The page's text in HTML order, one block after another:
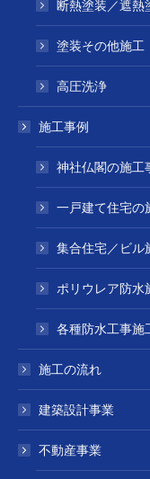
断熱塗装／遮熱
塗装その他施工
高圧洗浄
施工事例
神社仏閣の施工
一戸建て住宅の
集合住宅／ビル
ポリウレア防水
各種防水工事施
施工の流れ
建築設計事業
不動産事業